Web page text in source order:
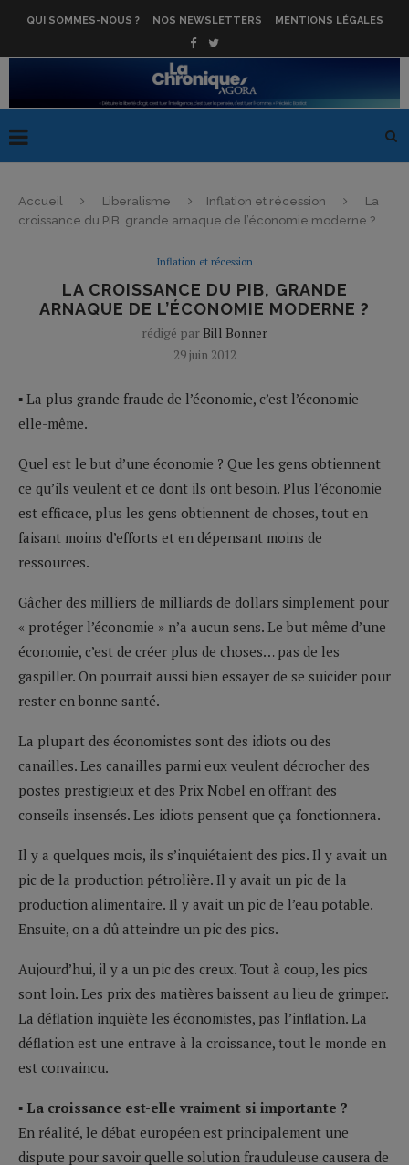
QUI SOMMES-NOUS ? NOS NEWSLETTERS MENTIONS LÉGALES
Accueil Liberalisme Inflation et récession
La
croissance du PIB, grande arnaque de l’économie moderne ?
Inflation et récession
LA CROISSANCE DU PIB, GRANDE
ARNAQUE DE L’ÉCONOMIE MODERNE ?
rédigé par Bill Bonner
29 juin 2012
▪ La plus grande fraude de l’économie, c’est l’économie
elle-même.
Quel est le but d’une économie ? Que les gens obtiennent
ce qu’ils veulent et ce dont ils ont besoin. Plus l’économie
est efficace, plus les gens obtiennent de choses, tout en
faisant moins d’efforts et en dépensant moins de
ressources.
Gâcher des milliers de milliards de dollars simplement pour
« protéger l’économie » n’a aucun sens. Le but même d’une
économie, c’est de créer plus de choses… pas de les
gaspiller. On pourrait aussi bien essayer de se suicider pour
rester en bonne santé.
La plupart des économistes sont des idiots ou des
canailles. Les canailles parmi eux veulent décrocher des
postes prestigieux et des Prix Nobel en offrant des
conseils insensés. Les idiots pensent que ça fonctionnera.
Il y a quelques mois, ils s’inquiétaient des pics. Il y avait un
pic de la production pétrolière. Il y avait un pic de la
production alimentaire. Il y avait un pic de l’eau potable.
Ensuite, on a dû atteindre un pic des pics.
Aujourd’hui, il y a un pic des creux. Tout à coup, les pics
sont loin. Les prix des matières baissent au lieu de grimper.
La déflation inquiète les économistes, pas l’inflation. La
déflation est une entrave à la croissance, tout le monde en
est convaincu.
▪ La croissance est-elle vraiment si importante ?
En réalité, le débat européen est principalement une
dispute pour savoir quelle solution frauduleuse causera de